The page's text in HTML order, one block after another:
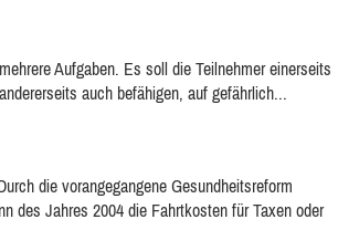
Aufgaben. Es soll die Teilnehmer einerseits
auch befähigen, auf gefährlich...
die vorangegangene Gesundheitsreform
des Jahres 2004 die Fahrtkosten für Taxen oder